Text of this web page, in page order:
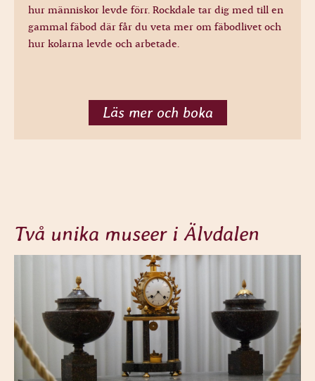
hur människor levde förr. Rockdale tar dig med till en
gammal fäbod där får du veta mer om fäbodlivet och
hur kolarna levde och arbetade.
Läs mer och boka
Två unika museer i Älvdalen